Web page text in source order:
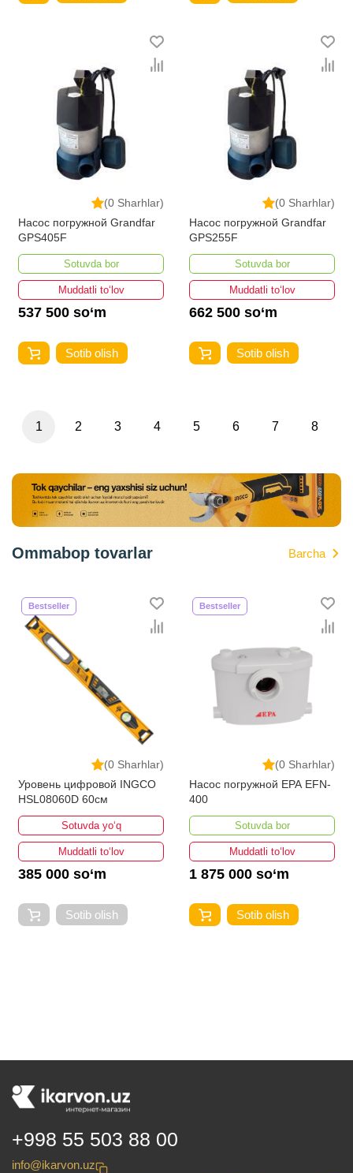
(0 Sharhlar)
Насос погружной Grandfar
GPS405F
Sotuvda bor
Muddatli to‘lov
537 500 so‘m
Sotib olish
(0 Sharhlar)
Насос погружной Grandfar
GPS255F
Sotuvda bor
Muddatli to‘lov
662 500 so‘m
Sotib olish
1 2 3 4 5 6 7 8
Ommabop tovarlar Barcha
(0 Sharhlar)
Bestseller
Уровень цифровой INGCO
HSL08060D 60см
Sotuvda yo‘q
Muddatli to‘lov
385 000 so‘m
Sotib olish
(0 Sharhlar)
Bestseller
Насос погружной EPA EFN-
400
Sotuvda bor
Muddatli to‘lov
1 875 000 so‘m
Sotib olish
+998 55 503 88 00
info@ikarvon.uz